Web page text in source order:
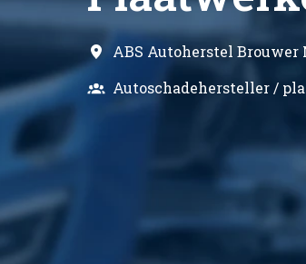
ABS Autoherstel Brouwer
Autoschadehersteller /